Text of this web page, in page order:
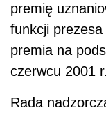
premię
funkcji
premia na
czerwcu 2001
Rada